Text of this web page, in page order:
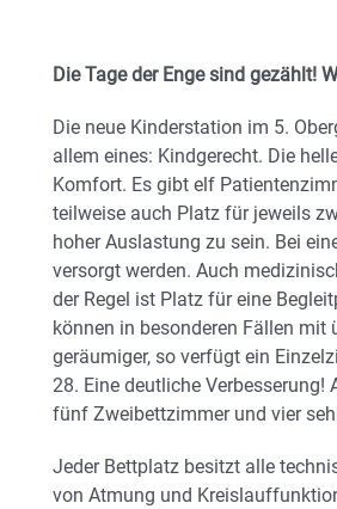
Die Tage der Enge sind gezählt!
Die neue Kinderstation im 5.
allem eines: Kindgerecht. Die
Komfort. Es gibt elf
teilweise auch Platz für jeweils
hoher Auslastung zu sein. Bei
versorgt werden. Auch
der Regel ist Platz für eine
können in besonderen Fällen
geräumiger, so verfügt ein
28. Eine deutliche
fünf Zweibettzimmer und vier
Jeder Bettplatz besitzt alle
von Atmung und